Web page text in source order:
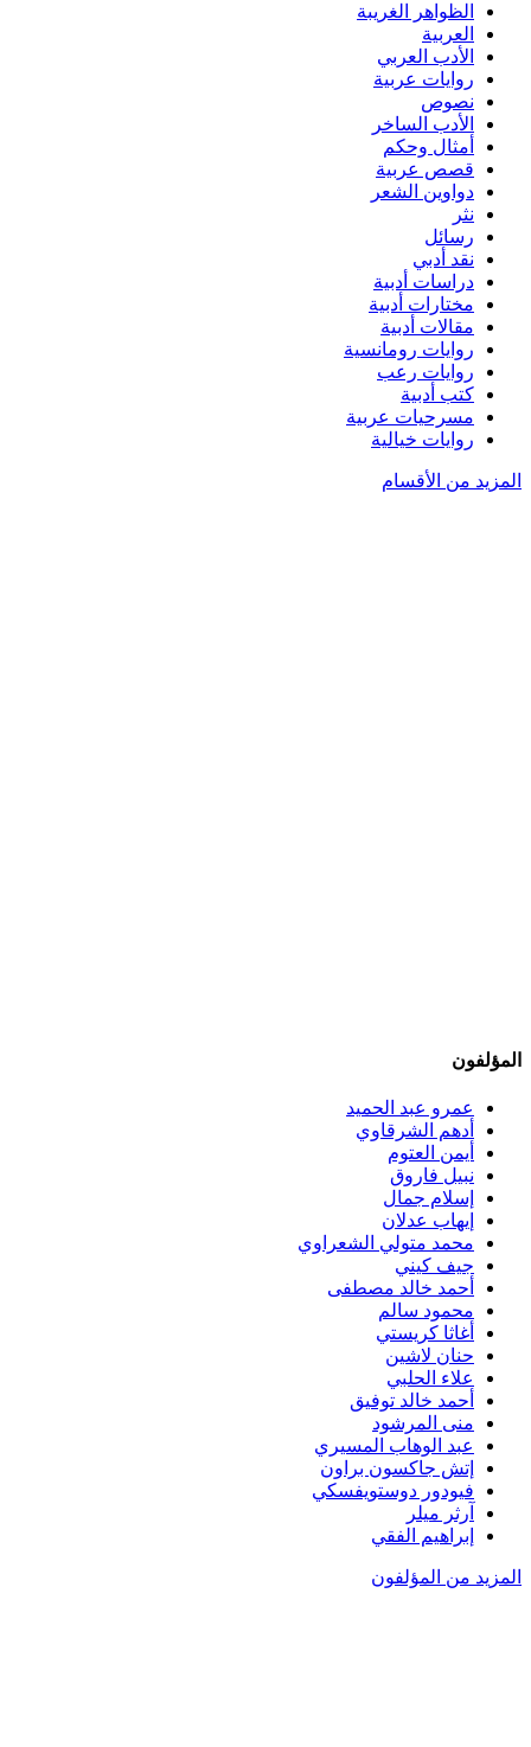
الظواهر الغريبة‏
العربية
الأدب العربي
روايات عربية
نصوص
الأدب الساخر
أمثال وحكم
قصص عربية
دواوين الشعر
نثر
رسائل
نقد أدبي
دراسات أدبية
مختارات أدبية
مقالات أدبية
روايات رومانسية
روايات رعب
كتب أدبية
مسرحيات عربية
روايات خيالية
المزيد من الأقسام
المؤلفون
عمرو عبد الحميد
أدهم الشرقاوي
أيمن العتوم
نبيل فاروق
إسلام جمال
إيهاب عدلان
محمد متولي الشعراوي
جيف كيني
أحمد خالد مصطفى
محمود سالم
أغاثا كريستي
حنان لاشين
علاء الحلبي
أحمد خالد توفيق
منى المرشود
عبد الوهاب المسيري
إتش جاكسون براون
فيودور دوستويفسكي
آرثر ميلر
إبراهيم الفقي
المزيد من المؤلفون